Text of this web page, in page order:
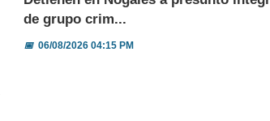
de grupo crim...
📅06/08/2026 04:15 PM